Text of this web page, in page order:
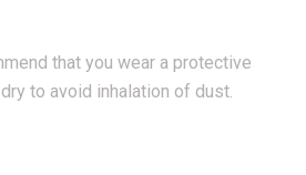
that you wear a protective
to avoid inhalation of dust.